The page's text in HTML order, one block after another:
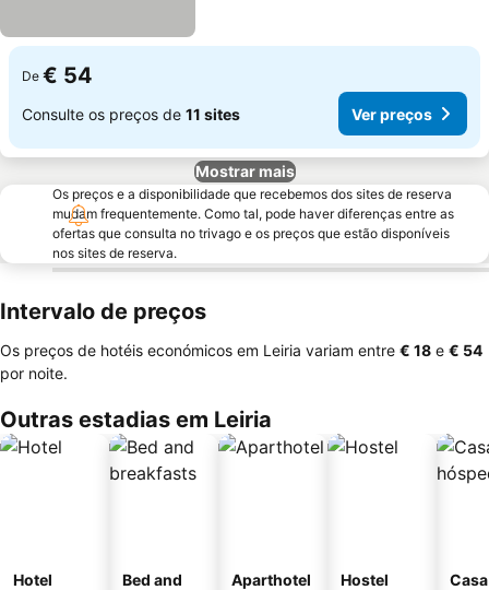
De € 54
Consulte os preços de 11 sites Ver preços
Mostrar mais
Os preços e a disponibilidade que recebemos dos sites de reserva
mudam frequentemente. Como tal, pode haver diferenças entre as
ofertas que consulta no trivago e os preços que estão disponíveis
nos sites de reserva.
Intervalo de preços
Os preços de hotéis económicos em Leiria variam entre ‎€ 18 e ‎€ 54
por noite.
Outras estadias em Leiria
Hotel
Bed and
Aparthotel Hostel